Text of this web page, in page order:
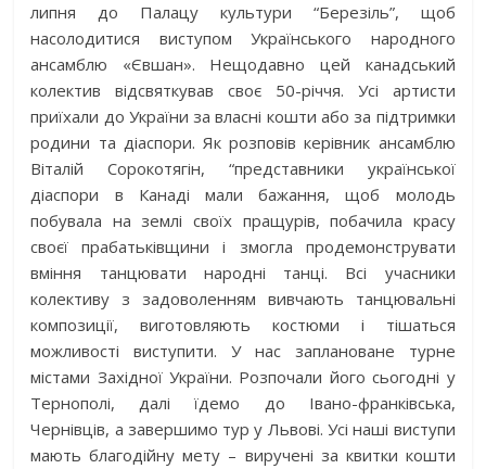
липня до Палацу культури “Березіль”, щоб
насолодитися виступом Українського народного
ансамблю «Євшан». Нещодавно цей канадський
колектив відсвяткував своє 50-річчя. Усі артисти
приїхали до України за власні кошти або за підтримки
родини та діаспори. Як розповів керівник ансамблю
Віталій Сорокотягін, “представники української
діаспори в Канаді мали бажання, щоб молодь
побувала на землі своїх пращурів, побачила красу
своєї прабатьківщини і змогла продемонструвати
вміння танцювати народні танці. Всі учасники
колективу з задоволенням вивчають танцювальні
композиції, виготовляють костюми і тішаться
можливості виступити. У нас заплановане турне
містами Західної України. Розпочали його сьогодні у
Тернополі, далі їдемо до Івано-франківська,
Чернівців, а завершимо тур у Львові. Усі наші виступи
мають благодійну мету – виручені за квитки кошти